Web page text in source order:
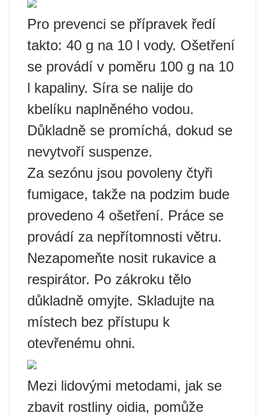
Pro prevenci se přípravek ředí
takto: 40 g na 10 l vody. Ošetření
se provádí v poměru 100 g na 10
l kapaliny. Síra se nalije do
kbelíku naplněného vodou.
Důkladně se promíchá, dokud se
nevytvoří suspenze.
Za sezónu jsou povoleny čtyři
fumigace, takže na podzim bude
provedeno 4 ošetření. Práce se
provádí za nepřítomnosti větru.
Nezapomeňte nosit rukavice a
respirátor. Po zákroku tělo
důkladně omyjte. Skladujte na
místech bez přístupu k
otevřenému ohni.
Mezi lidovými metodami, jak se
zbavit rostliny oidia, pomůže